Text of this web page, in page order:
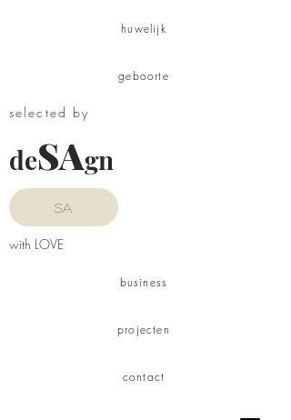
selected by
SA
with LOVE
huwelijk
geboorte
business
projecten
contact
deSAgn